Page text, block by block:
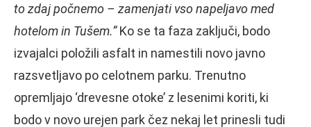
to zdaj počnemo – zamenjati vso napeljavo med
hotelom in Tušem.”Ko se ta faza zaključi, bodo
izvajalci položili asfalt in namestili novo javno
razsvetljavo po celotnem parku. Trenutno
opremljajo ‘drevesne otoke’ z lesenimi koriti, ki
bodo v novo urejen park čez nekaj let prinesli tudi